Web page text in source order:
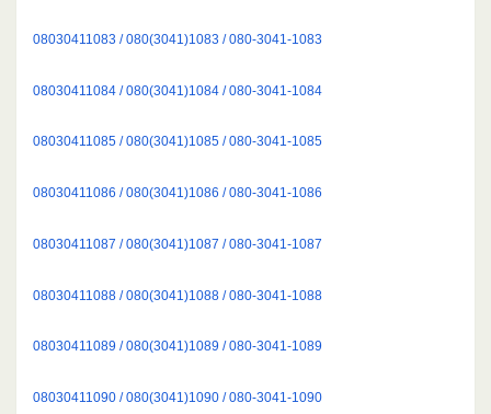
08030411083 / 080(3041)1083 / 080-3041-1083
08030411084 / 080(3041)1084 / 080-3041-1084
08030411085 / 080(3041)1085 / 080-3041-1085
08030411086 / 080(3041)1086 / 080-3041-1086
08030411087 / 080(3041)1087 / 080-3041-1087
08030411088 / 080(3041)1088 / 080-3041-1088
08030411089 / 080(3041)1089 / 080-3041-1089
08030411090 / 080(3041)1090 / 080-3041-1090